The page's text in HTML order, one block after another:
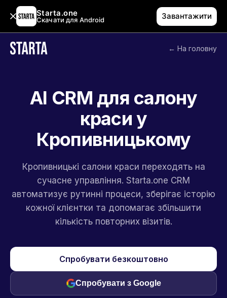
Starta.one
Скачати для Android Завантажити
← На головну
AI CRM для салону
краси у
Кропивницькому
Кропивницькі салони краси переходять на
сучасне управління. Starta.one CRM
автоматизує рутинні процеси, зберігає історію
кожної клієнтки та допомагає збільшити
кількість повторних візитів.
Спробувати безкоштовно
Спробувати з Google